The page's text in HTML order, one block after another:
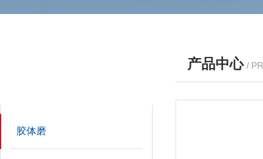
胶体磨
产品中心 /